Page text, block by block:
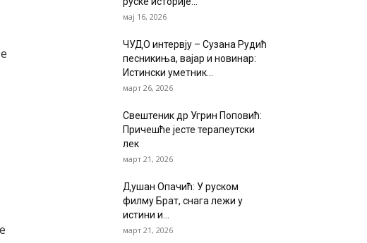
мај 16, 2026
ЧУДО интервју – Сузана Рудић
песникиња, вајар и новинар:
Истински уметник...
март 26, 2026
Свештеник др Угрин Поповић:
Причешће јесте терапеутски
лек
март 21, 2026
Душан Опачић: У руском
филму Брат, снага лежи у
истини и...
март 21, 2026